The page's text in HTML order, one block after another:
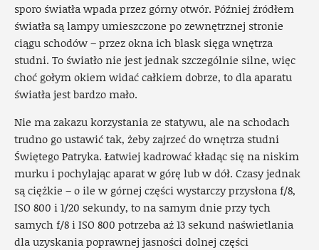
sporo światła wpada przez górny otwór. Później źródłem
światła są lampy umieszczone po zewnętrznej stronie
ciągu schodów – przez okna ich blask sięga wnętrza
studni. To światło nie jest jednak szczególnie silne, więc
choć gołym okiem widać całkiem dobrze, to dla aparatu
światła jest bardzo mało.
Nie ma zakazu korzystania ze statywu, ale na schodach
trudno go ustawić tak, żeby zajrzeć do wnętrza studni
Świętego Patryka. Łatwiej kadrować kładąc się na niskim
murku i pochylając aparat w górę lub w dół. Czasy jednak
są ciężkie – o ile w górnej części wystarczy przysłona f/8,
ISO 800 i 1/20 sekundy, to na samym dnie przy tych
samych f/8 i ISO 800 potrzeba aż 13 sekund naświetlania
dla uzyskania poprawnej jasności dolnej części